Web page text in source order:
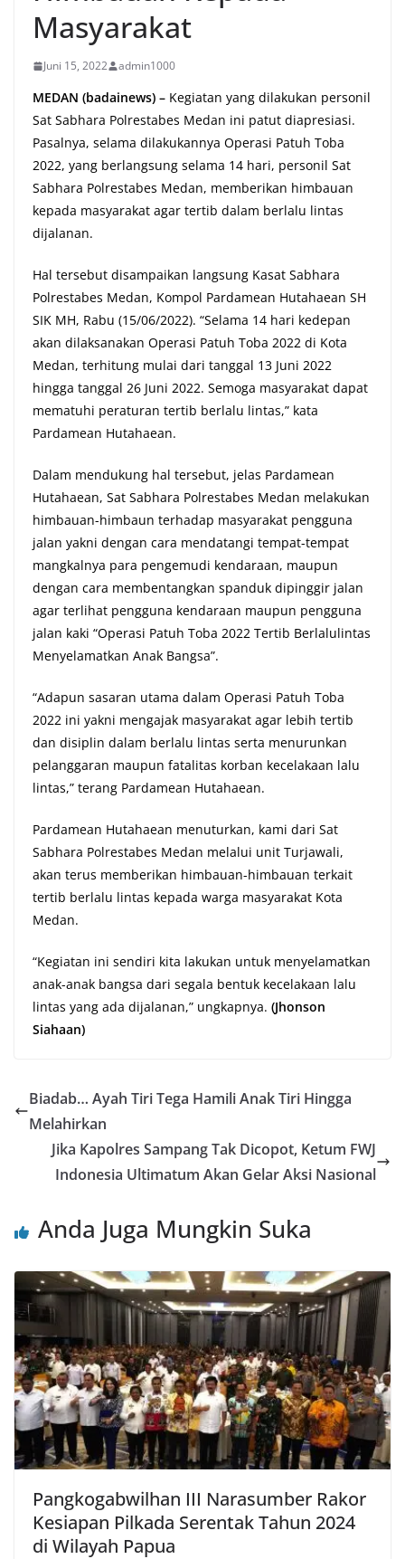
Masyarakat
Juni 15, 2022 admin1000
MEDAN (badainews) – Kegiatan yang dilakukan personil
Sat Sabhara Polrestabes Medan ini patut diapresiasi.
Pasalnya, selama dilakukannya Operasi Patuh Toba
2022, yang berlangsung selama 14 hari, personil Sat
Sabhara Polrestabes Medan, memberikan himbauan
kepada masyarakat agar tertib dalam berlalu lintas
dijalanan.
Hal tersebut disampaikan langsung Kasat Sabhara
Polrestabes Medan, Kompol Pardamean Hutahaean SH
SIK MH, Rabu (15/06/2022). “Selama 14 hari kedepan
akan dilaksanakan Operasi Patuh Toba 2022 di Kota
Medan, terhitung mulai dari tanggal 13 Juni 2022
hingga tanggal 26 Juni 2022. Semoga masyarakat dapat
mematuhi peraturan tertib berlalu lintas,” kata
Pardamean Hutahaean.
Dalam mendukung hal tersebut, jelas Pardamean
Hutahaean, Sat Sabhara Polrestabes Medan melakukan
himbauan-himbaun terhadap masyarakat pengguna
jalan yakni dengan cara mendatangi tempat-tempat
mangkalnya para pengemudi kendaraan, maupun
dengan cara membentangkan spanduk dipinggir jalan
agar terlihat pengguna kendaraan maupun pengguna
jalan kaki “Operasi Patuh Toba 2022 Tertib Berlalulintas
Menyelamatkan Anak Bangsa”.
“Adapun sasaran utama dalam Operasi Patuh Toba
2022 ini yakni mengajak masyarakat agar lebih tertib
dan disiplin dalam berlalu lintas serta menurunkan
pelanggaran maupun fatalitas korban kecelakaan lalu
lintas,” terang Pardamean Hutahaean.
Pardamean Hutahaean menuturkan, kami dari Sat
Sabhara Polrestabes Medan melalui unit Turjawali,
akan terus memberikan himbauan-himbauan terkait
tertib berlalu lintas kepada warga masyarakat Kota
Medan.
“Kegiatan ini sendiri kita lakukan untuk menyelamatkan
anak-anak bangsa dari segala bentuk kecelakaan lalu
lintas yang ada dijalanan,” ungkapnya. (Jhonson
Siahaan)
Biadab… Ayah Tiri Tega Hamili Anak Tiri Hingga
Melahirkan
Jika Kapolres Sampang Tak Dicopot, Ketum FWJ
Indonesia Ultimatum Akan Gelar Aksi Nasional
Anda Juga Mungkin Suka
Pangkogabwilhan III Narasumber Rakor
Kesiapan Pilkada Serentak Tahun 2024
di Wilayah Papua